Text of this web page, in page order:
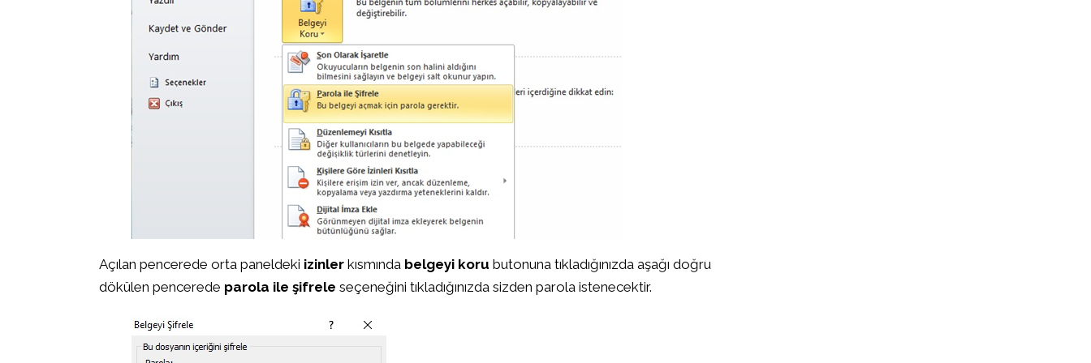
Açılan pencerede orta paneldeki izinler kısmında belgeyi koru butonuna tıkladığınızda aşağı doğru
dökülen pencerede parola ile şifrele seçeneğini tıkladığınızda sizden parola istenecektir.